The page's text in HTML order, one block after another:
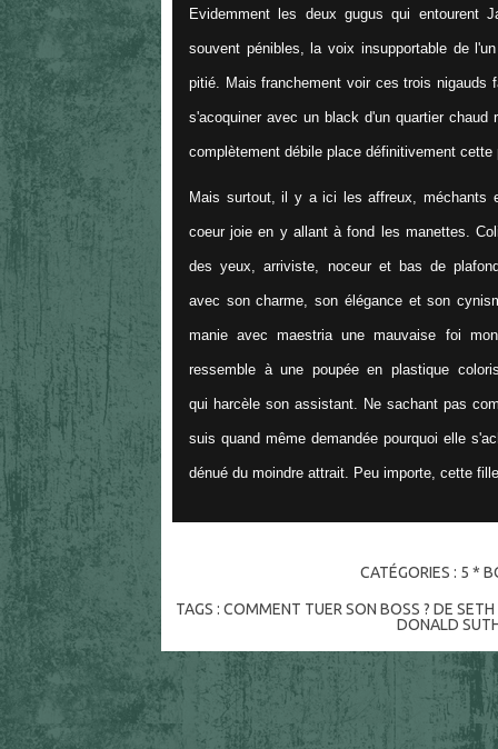
Evidemment les deux gugus qui
souvent pénibles, la voix insupportable de
pitié. Mais franchement voir ces trois nigauds
s'acoquiner avec un black d'un quartier
complètement débile place définitivement
Mais surtout, il y a ici les affreux, méchants
coeur joie en y allant à fond les manettes.
des yeux, arriviste, noceur et bas de
avec son charme, son élégance et son
manie avec maestria une mauvaise foi
ressemble à une poupée en plastique
qui harcèle son assistant. Ne sachant pas
suis quand même demandée pourquoi elle
dénué du moindre attrait. Peu importe, cette
CATÉGORIES : 5 *
TAGS : COMMENT TUER SON BOSS ? DE
DONALD